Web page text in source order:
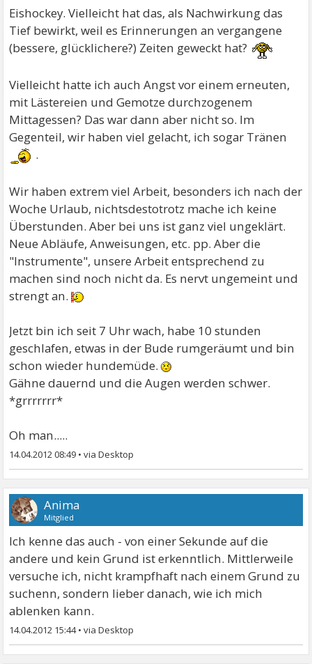
Eishockey. Vielleicht hat das, als Nachwirkung das
Tief bewirkt, weil es Erinnerungen an vergangene
(bessere, glücklichere?) Zeiten geweckt hat?
Vielleicht hatte ich auch Angst vor einem erneuten,
mit Lästereien und Gemotze durchzogenem
Mittagessen? Das war dann aber nicht so. Im
Gegenteil, wir haben viel gelacht, ich sogar Tränen
.
Wir haben extrem viel Arbeit, besonders ich nach der
Woche Urlaub, nichtsdestotrotz mache ich keine
Überstunden. Aber bei uns ist ganz viel ungeklärt.
Neue Abläufe, Anweisungen, etc. pp. Aber die
"Instrumente", unsere Arbeit entsprechend zu
machen sind noch nicht da. Es nervt ungemeint und
strengt an.
Jetzt bin ich seit 7 Uhr wach, habe 10 stunden
geschlafen, etwas in der Bude rumgeräumt und bin
schon wieder hundemüde.
Gähne dauernd und die Augen werden schwer.
*grrrrrrr*
Oh man.....
14.04.2012 08:49 •
Anima
Mitglied
Ich kenne das auch - von einer Sekunde auf die
andere und kein Grund ist erkenntlich. Mittlerweile
versuche ich, nicht krampfhaft nach einem Grund zu
suchenn, sondern lieber danach, wie ich mich
ablenken kann.
14.04.2012 15:44•